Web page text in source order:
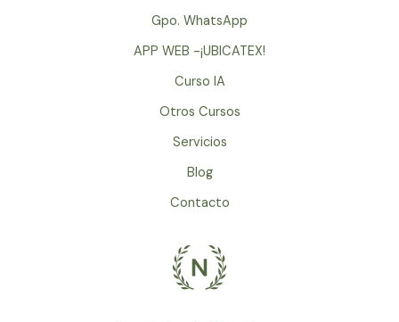
Gpo. WhatsApp
APP WEB -¡UBICATEX!
Curso IA
Otros Cursos
Servicios
Blog
Contacto